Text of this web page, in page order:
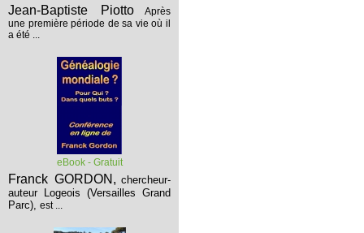
Jean-Baptiste Piotto
Après
une première période de sa vie où il
a été ...
eBook - Gratuit
Franck GORDON, chercheur-
auteur Logeois (Versailles Grand
Parc), est ...